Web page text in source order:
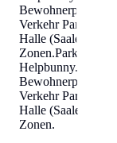
Bewohnerparken
Verkehr
Halle (Saale)
Zonen.Parken &
Helpbunny.com
Bewohnerparken
Verkehr
Halle (Saale)
Zonen.